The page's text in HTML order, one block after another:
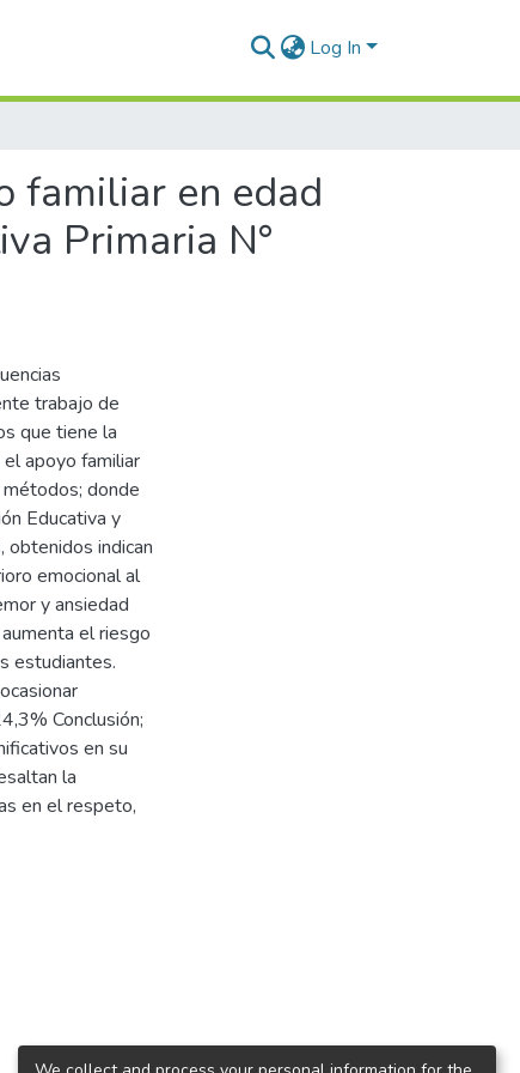
Log In
familiar en edad
Primaria N°
trabajo de
que tiene la
apoyo familiar
donde
Educativa y
indican
emocional al
y ansiedad
el riesgo
estudiantes.
Conclusión;
en su
la
en el respeto,